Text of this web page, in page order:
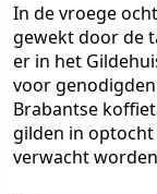
In de vroege
gewekt door de
er in het
voor
Brabantse
gilden in
verwacht